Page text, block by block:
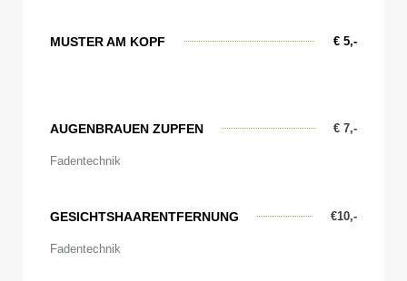
MUSTER AM KOPF € 5,-
AUGENBRAUEN ZUPFEN € 7,-
Fadentechnik
GESICHTSHAARENTFERNUNG €10,-
Fadentechnik